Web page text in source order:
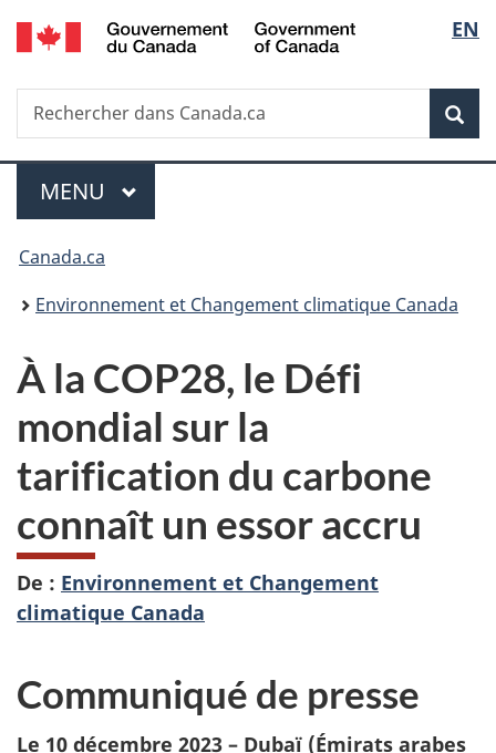
Passer
au
principal
Passer
à
Au
du
Passer
à
version
simplifiée
de
la
EN
Recherche
Rechercher
dans
Menu
MENU PRINCIPAL
Vous
êtes
Canada.ca
Environnement et Changement climatique Canada
À la COP28, le Défi
mondial sur la
tarification du carbone
connaît un essor accru
De : Environnement et Changement
climatique Canada
Communiqué de presse
Le 10 décembre 2023 – Dubaï (Émirats arabes